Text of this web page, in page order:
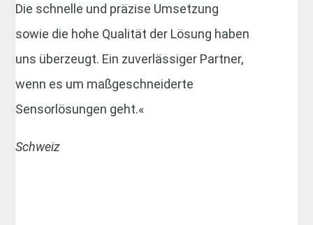
Die schnelle und präzise Umsetzung
sowie die hohe Qualität der Lösung haben
uns überzeugt. Ein zuverlässiger Partner,
wenn es um maßgeschneiderte
Sensorlösungen geht.«
Schweiz